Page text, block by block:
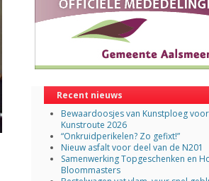
Recent nieuws
Bewaardoosjes van Kunstploeg voor
Kunstroute 2026
“Onkruidperikelen? Zo gefixt!”
Nieuw asfalt voor deel van de N201
Samenwerking Topgeschenken en
Bloommasters